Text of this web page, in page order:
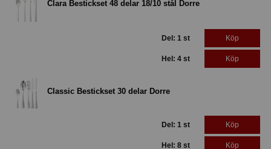
Clara Bestickset 48 delar 18/10 stål Dorre
Del: 1 st Köp
Hel: 4 st Köp
Classic Bestickset 30 delar Dorre
Del: 1 st Köp
Hel: 8 st Köp